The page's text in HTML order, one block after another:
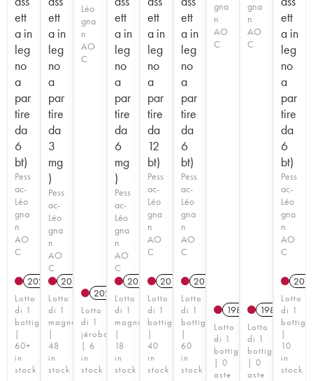
ett
a in
leg
no
a
par
tire
da
6
bt)
Pess
ac-
Léo
gna
n
AO
C
2021 AT
Lotto
di 1
bottiglia
|
60+
in
stock
ett
a in
leg
no
a
par
tire
da
3
mg
)
Pess
ac-
Léo
gna
n
AO
C
2021
Lotto
di 1
magnum
|
48
in
stock
Léo
gna
n
AO
C
2021
Lotto
di 1
jéroboam
| 6
in
stock
ett
a in
leg
no
a
par
tire
da
6
mg
)
Pess
ac-
Léo
gna
n
AO
C
2020 AT
Lotto
di 1
magnum
|
18
in
stock
ett
a in
leg
no
a
par
tire
da
12
bt)
Pess
ac-
Léo
gna
n
AO
C
2013 AT
Lotto
di 1
bottiglia
|
40
in
stock
ett
a in
leg
no
a
par
tire
da
6
bt)
Pess
ac-
Léo
gna
n
AO
C
2014
Lotto
di 1
bottiglia
|
60
in
stock
gna
n
AO
C
1982 A
Lotto
di 1
bottiglia
| 0
aste
gna
n
AO
C
1989 A
Lotto
di 1
bottiglia
| 0
aste
ett
a in
leg
no
a
par
tire
da
6
bt)
Pess
ac-
Léo
gna
n
AO
C
Lotto
di 1
|
10
in
stock